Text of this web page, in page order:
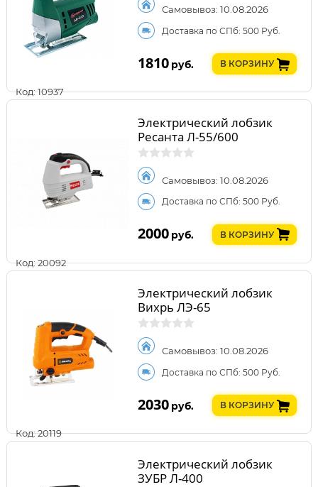
Код: 10937
Самовывоз: 10.08.2026
Доставка по СПб: 500 Руб.
1810 руб. В КОРЗИНУ
Код: 20092
Электрический лобзик
Ресанта Л-55/600
Самовывоз: 10.08.2026
Доставка по СПб: 500 Руб.
2000 руб. В КОРЗИНУ
Код: 20119
Электрический лобзик
Вихрь ЛЭ-65
Самовывоз: 10.08.2026
Доставка по СПб: 500 Руб.
2030 руб. В КОРЗИНУ
Электрический лобзик
ЗУБР Л-400